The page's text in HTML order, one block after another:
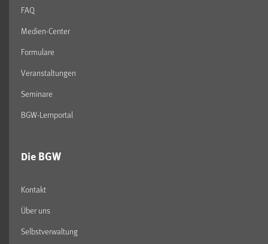
FAQ
Medien-Center
Formulare
Veranstaltungen
Seminare
BGW-Lernportal
Die BGW
Kontakt
Über uns
Selbstverwaltung